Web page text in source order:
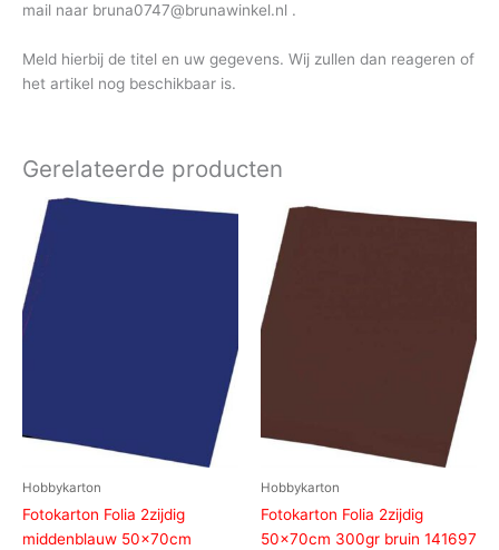
mail naar bruna0747@brunawinkel.nl .
Meld hierbij de titel en uw gegevens. Wij zullen dan reageren of
het artikel nog beschikbaar is.
Gerelateerde producten
Hobbykarton
Fotokarton Folia 2zijdig
middenblauw 50x70cm
Hobbykarton
Fotokarton Folia 2zijdig
50x70cm 300gr bruin 141697